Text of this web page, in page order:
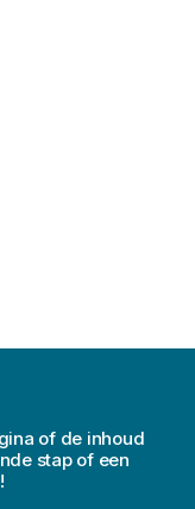
of de inhoud
stap of een